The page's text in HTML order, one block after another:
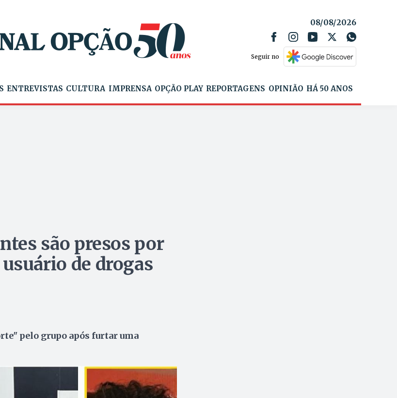
08/08/2026
Seguir no
ENTREVISTAS CULTURA IMPRENSA OPÇÃO PLAY REPORTAGENS OPINIÃO HÁ 50 ANOS
são presos por
de drogas
pelo grupo após furtar uma